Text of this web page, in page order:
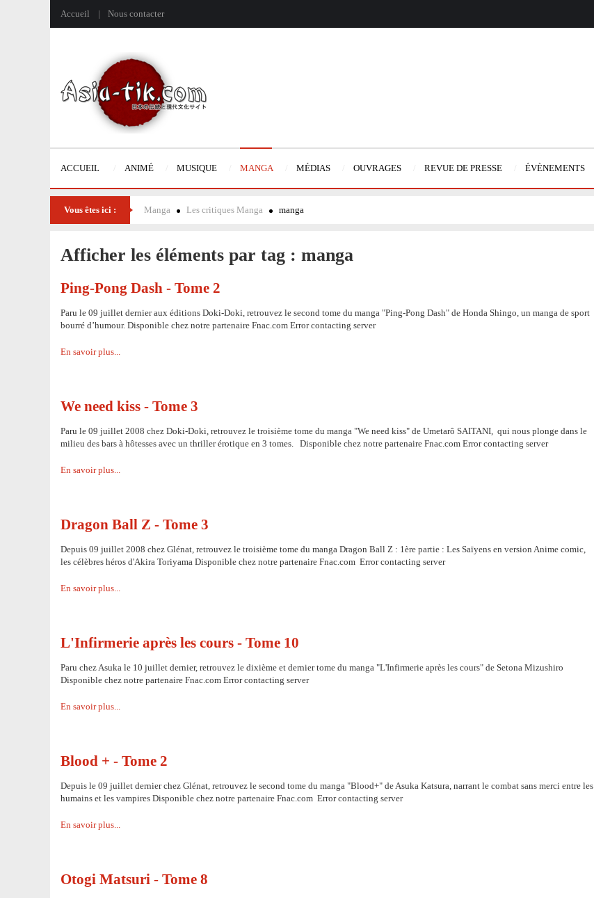
Accueil Nous contacter
ACCUEIL ANIMÉ MUSIQUE MANGA MÉDIAS OUVRAGES REVUE DE PRESSE ÉVÈNEMENTS
Vous êtes ici : Manga Les critiques Manga manga
Afficher les éléments par tag : manga
Ping-Pong Dash - Tome 2
Paru le 09 juillet dernier aux éditions Doki-Doki, retrouvez le second tome du manga "Ping-Pong Dash" de Honda Shingo, un manga de sport
bourré d’humour. Disponible chez notre partenaire Fnac.com Error contacting server
En savoir plus...
We need kiss - Tome 3
Paru le 09 juillet 2008 chez Doki-Doki, retrouvez le troisième tome du manga "We need kiss" de Umetarô SAITANI, qui nous plonge dans le
milieu des bars à hôtesses avec un thriller érotique en 3 tomes. Disponible chez notre partenaire Fnac.com Error contacting server
En savoir plus...
Dragon Ball Z - Tome 3
Depuis 09 juillet 2008 chez Glénat, retrouvez le troisième tome du manga Dragon Ball Z : 1ère partie : Les Saïyens en version Anime comic,
les célèbres héros d'Akira Toriyama Disponible chez notre partenaire Fnac.com Error contacting server
En savoir plus...
L'Infirmerie après les cours - Tome 10
Paru chez Asuka le 10 juillet dernier, retrouvez le dixième et dernier tome du manga "L'Infirmerie après les cours" de Setona Mizushiro
Disponible chez notre partenaire Fnac.com Error contacting server
En savoir plus...
Blood + - Tome 2
Depuis le 09 juillet dernier chez Glénat, retrouvez le second tome du manga "Blood+" de Asuka Katsura, narrant le combat sans merci entre les
humains et les vampires Disponible chez notre partenaire Fnac.com Error contacting server
En savoir plus...
Otogi Matsuri - Tome 8